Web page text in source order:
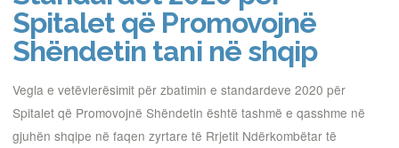
Spitalet që Promovojnë
Shëndetin tani në shqip
Vegla e vetëvlerësimit për zbatimin e standardeve 2020 për
Spitalet që Promovojnë Shëndetin është tashmë e qasshme në
gjuhën shqipe në faqen zyrtare të Rrjetit Ndërkombëtar të